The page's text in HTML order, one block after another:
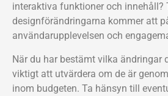
interaktiva funktioner och innehåll?
designförändringarna kommer att
användarupplevelsen och
När du har bestämt vilka ändringar
viktigt att utvärdera om de är
inom budgeten. Ta hänsyn till